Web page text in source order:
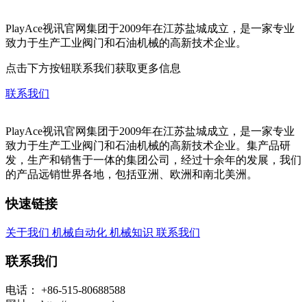
PlayAce视讯官网集团于2009年在江苏盐城成立，是一家专业
致力于生产工业阀门和石油机械的高新技术企业。
点击下方按钮联系我们获取更多信息
联系我们
PlayAce视讯官网集团于2009年在江苏盐城成立，是一家专业
致力于生产工业阀门和石油机械的高新技术企业。集产品研
发，生产和销售于一体的集团公司，经过十余年的发展，我们
的产品远销世界各地，包括亚洲、欧洲和南北美洲。
快速链接
关于我们 机械自动化 机械知识 联系我们
联系我们
电话：
+86-515-80688588